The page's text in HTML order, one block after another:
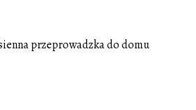
przeprowadzka do domu